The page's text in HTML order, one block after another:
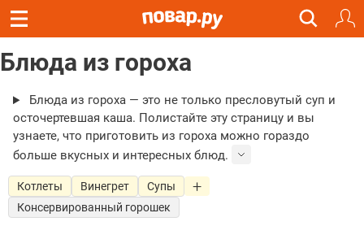
Блюда из гороха
Блюда из гороха — это не только пресловутый суп и
осточертевшая каша. Полистайте эту страницу и вы
узнаете, что приготовить из гороха можно гораздо
больше вкусных и интересных блюд.
Котлеты Винегрет
Супы
Консервированный горошек